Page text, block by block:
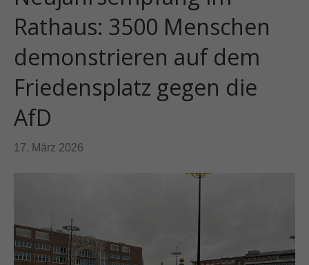
Rathaus: 3500 Menschen
demonstrieren auf dem
Friedensplatz gegen die
AfD
17. März 2026